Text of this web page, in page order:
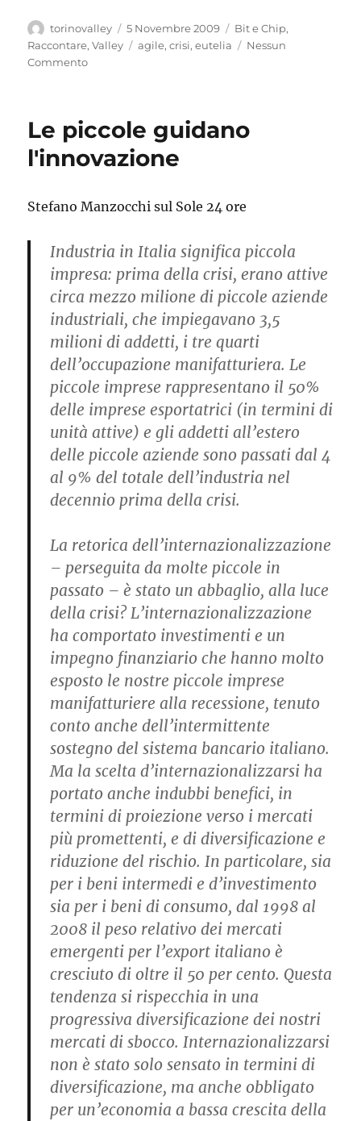
Autore
torinovalley
Pubblicato
il
5 Novembre 2009 Categorie
Bit e Chip,
Raccontare,Valley Tag
agile,crisi,eutelia
Nessun
Commento
Le piccole guidano
l'innovazione
Stefano Manzocchi sul Sole 24 ore
Industria in Italia significa piccola
impresa: prima della crisi, erano attive
circa mezzo milione di piccole aziende
industriali, che impiegavano 3,5
milioni di addetti, i tre quarti
dell’occupazione manifatturiera. Le
piccole imprese rappresentano il 50%
delle imprese esportatrici (in termini di
unità attive) e gli addetti all’estero
delle piccole aziende sono passati dal 4
al 9% del totale dell’industria nel
decennio prima della crisi.
La retorica dell’internazionalizzazione
– perseguita da molte piccole in
passato – è stato un abbaglio, alla luce
della crisi? L’internazionalizzazione
ha comportato investimenti e un
impegno finanziario che hanno molto
esposto le nostre piccole imprese
manifatturiere alla recessione, tenuto
conto anche dell’intermittente
sostegno del sistema bancario italiano.
Ma la scelta d’internazionalizzarsi ha
portato anche indubbi benefici, in
termini di proiezione verso i mercati
più promettenti, e di diversificazione e
riduzione del rischio. In particolare, sia
per i beni intermedi e d’investimento
sia per i beni di consumo, dal 1998 al
2008 il peso relativo dei mercati
emergenti per l’export italiano è
cresciuto di oltre il 50 per cento. Questa
tendenza si rispecchia in una
progressiva diversificazione dei nostri
mercati di sbocco. Internazionalizzarsi
non è stato solo sensato in termini di
diversificazione, ma anche obbligato
per un’economia a bassa crescita della